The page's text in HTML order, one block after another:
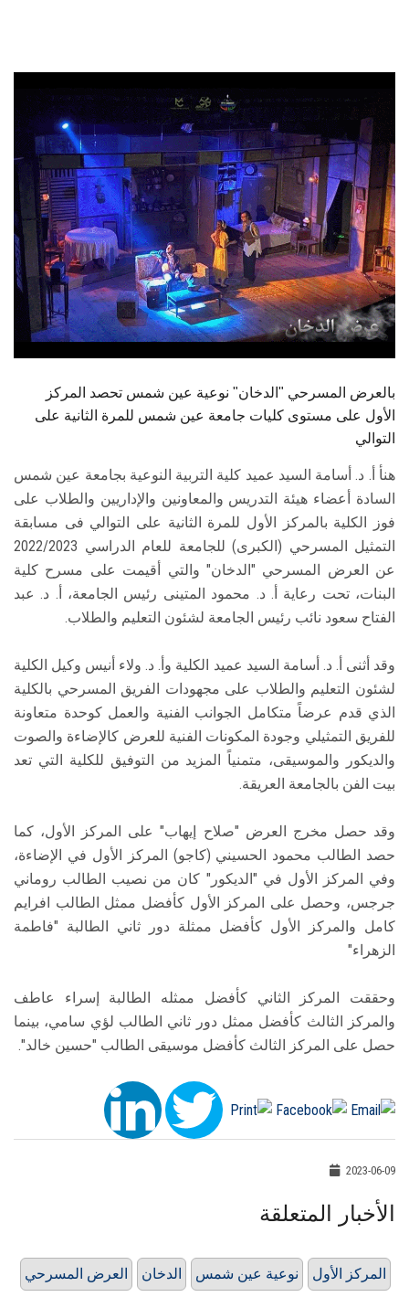
الطلاب
هيئة التدريس
الدراسات العليا
الخريجين
الموظفون
الزائـرون
بالعرض المسرحي "الدخان" نوعية عين شمس تحصد المركز
الأول على مستوى كليات جامعة عين شمس للمرة الثانية على
التوالي
هنأ أ. د. أسامة السيد عميد كلية التربية النوعية بجامعة عين شمس
السادة أعضاء هيئة التدريس والمعاونين والإداريين والطلاب على
فوز الكلية بالمركز الأول للمرة الثانية على التوالي فى مسابقة
التمثيل المسرحي (الكبرى) للجامعة للعام الدراسي 2022/2023
عن العرض المسرحي "الدخان" والتي أقيمت على مسرح كلية
البنات، تحت رعاية أ. د. محمود المتينى رئيس الجامعة، أ. د. عبد
الفتاح سعود نائب رئيس الجامعة لشئون التعليم والطلاب.
وقد أثنى أ. د. أسامة السيد عميد الكلية وأ. د. ولاء أنيس وكيل الكلية
لشئون التعليم والطلاب على مجهودات الفريق المسرحي بالكلية
الذي قدم عرضاً متكامل الجوانب الفنية والعمل كوحدة متعاونة
للفريق التمثيلي وجودة المكونات الفنية للعرض كالإضاءة والصوت
والديكور والموسيقى، متمنياً المزيد من التوفيق للكلية التي تعد
بيت الفن بالجامعة العريقة.
وقد حصل مخرج العرض "صلاح إيهاب" على المركز الأول، كما
حصد الطالب محمود الحسيني (كاجو) المركز الأول في الإضاءة،
وفي المركز الأول في "الديكور" كان من نصيب الطالب روماني
جرجس، وحصل على المركز الأول كأفضل ممثل الطالب افرايم
كامل والمركز الأول كأفضل ممثلة دور ثاني الطالبة "فاطمة
الزهراء"
وحققت المركز الثاني كأفضل ممثله الطالبة إسراء عاطف
والمركز الثالث كأفضل ممثل دور ثاني الطالب لؤي سامي، بينما
حصل على المركز الثالث كأفضل موسيقى الطالب "حسين خالد".
2023-06-09
الأخبار المتعلقة
العرض المسرحي الدخان نوعية عين شمس المركز الأول